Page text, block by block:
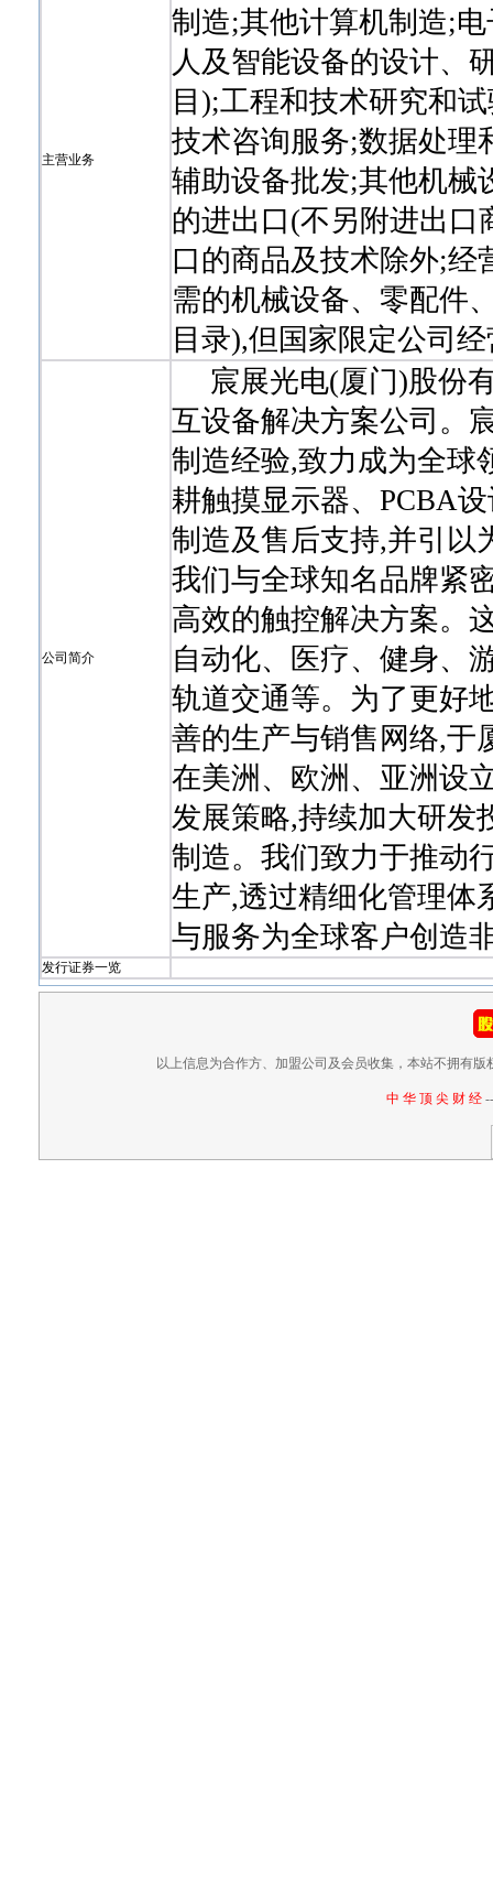
主营业务
制造;其他计算机制造;
人及智能设备的设计、
目);工程和技术研究和
技术咨询服务;数据处理
辅助设备批发;其他机械
的进出口(不另附进出口
口的商品及技术除外;经
需的机械设备、零配件
目录),但国家限定公司
公司简介
宸展光电(厦门)股份
互设备解决方案公司。
制造经验,致力成为全球
耕触摸显示器、PCBA
制造及售后支持,并引以
我们与全球知名品牌紧
高效的触控解决方案。
自动化、医疗、健身、
轨道交通等。为了更好
善的生产与销售网络,于
在美洲、欧洲、亚洲设
发展策略,持续加大研发
制造。我们致力于推动
生产,透过精细化管理体
与服务为全球客户创造
发行证券一览
以上信息为合作方、加盟公司及会员收集，本站不拥有
中 华 顶 尖 财 经